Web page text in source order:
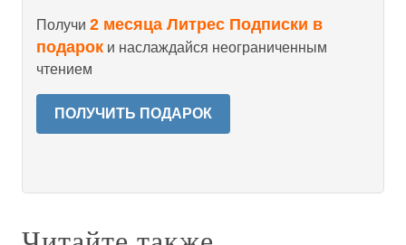
Получи 2 месяца Литрес Подписки в
подарок и наслаждайся неограниченным
чтением
ПОЛУЧИТЬ ПОДАРОК